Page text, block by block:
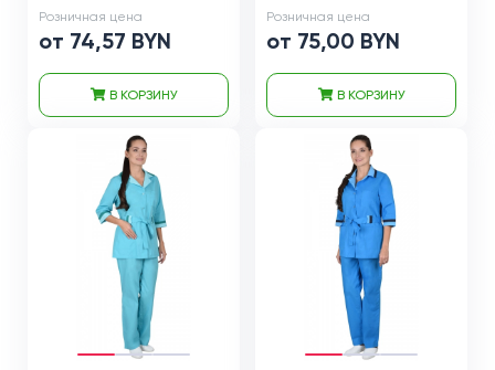
Розничная цена
от 74,57 BYN
В КОРЗИНУ
Розничная цена
от 75,00 BYN
В КОРЗИНУ